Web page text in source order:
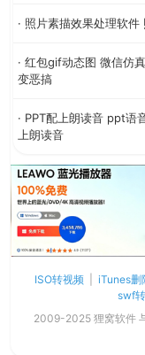
· 照片素描效果处理软
· 红包gif动态图 微信仿
变恶搞
· PPT配上朗读音 ppt语
上朗读音
ISO转视频 iTunes删
swf
2009-2025 狸窝软件